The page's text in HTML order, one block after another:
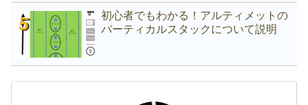
初心者でもわかる！アルティメットの
バーティカルスタックについて説明